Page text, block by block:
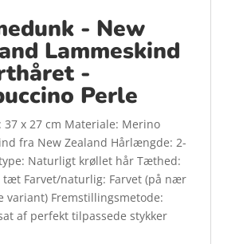
- New
Lammeskind
-
Perle
37 x 27 cm Materiale: Merino
fra New Zealand Hårlængde: 2-
Naturligt krøllet hår Tæthed:
tæt Farvet/naturlig: Farvet (på nær
variant) Fremstillingsmetode:
af perfekt tilpassede stykker